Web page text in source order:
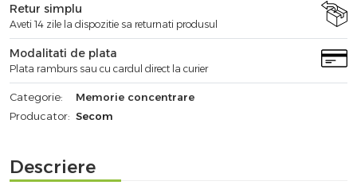
Retur simplu
Aveti 14 zile la dispozitie sa returnati produsul
Modalitati de plata
Plata ramburs sau cu cardul direct la curier
Categorie:
Memorie concentrare
Producator: Secom
Descriere